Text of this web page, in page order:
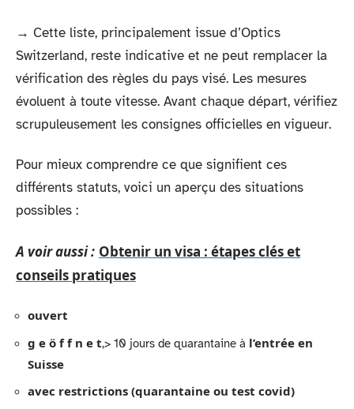
→ Cette liste, principalement issue d’Optics
Switzerland, reste indicative et ne peut remplacer la
vérification des règles du pays visé. Les mesures
évoluent à toute vitesse. Avant chaque départ, vérifiez
scrupuleusement les consignes officielles en vigueur.
Pour mieux comprendre ce que signifient ces
différents statuts, voici un aperçu des situations
possibles :
A voir aussi : Obtenir un visa : étapes clés et
conseils pratiques
ouvert
g e ö f f n e t,> 10 jours de quarantaine à l’entrée en
Suisse
avec restrictions (quarantaine ou test covid)